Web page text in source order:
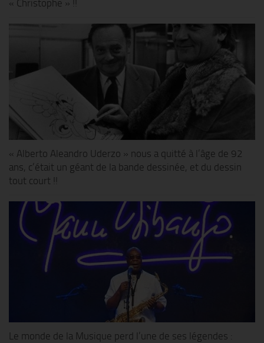
« Christophe » !!
« Alberto Aleandro Uderzo » nous a quitté à l’âge de 92
ans, c’était un géant de la bande dessinée, et du dessin
tout court !!
Le monde de la Musique perd l’une de ses légendes :